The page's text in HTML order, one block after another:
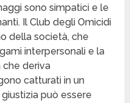
sono simpatici e le
Il Club degli Omicidi
della società, che
interpersonali e la
deriva
catturati in un
può essere